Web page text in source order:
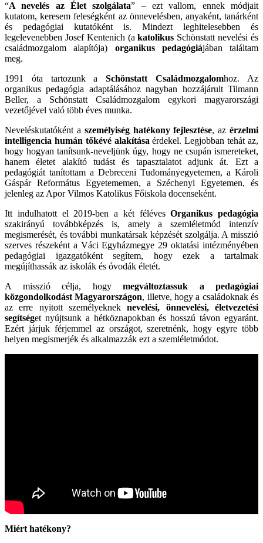
“A nevelés az Élet szolgálata” – ezt vallom, ennek módjait
kutatom, keresem feleségként az önnevelésben, anyaként, tanárként
és pedagógiai kutatóként is. Mindezt leghitelesebben és
legelevenebben Josef Kentenich (akatolikus Schönstatt nevelési és
családmozgalom alapítója) organikus pedagógiájában találtam
meg.
1991 óta tartozunk aSchönstatt Családmozgalomhoz. Az
organikus pedagógia adaptálásához nagyban hozzájárult Tilmann
Beller, a Schönstatt Családmozgalom egykori magyarországi
vezetőjével való több éves munka.
Neveléskutatóként a személyiség hatékony fejlesztése, azérzelmi
intelligencia humán tőkévé alakítása érdekel. Legjobban tehát az,
hogy hogyan tanítsunk-neveljünk úgy, hogy ne csupán ismereteket,
hanem életet alakító tudást és tapasztalatot adjunk át. Ezt a
pedagógiát tanítottam a Debreceni Tudományegyetemen, a Károli
Gáspár Református Egyetememen, a Széchenyi Egyetemen, és
jelenleg az Apor Vilmos Katolikus Főiskola docenseként.
Itt indulhatott el 2019-ben a két félévesOrganikus pedagógia
szakirányú továbbképzés is, amely a szemléletmód intenzív
megismerését, és további munkatársak képzését szolgálja. A misszió
szerves részeként a Váci Egyházmegye 29 oktatási intézményében
pedagógiai igazgatóként segítem, hogy ezek a tartalmak
megújíthassák az iskolák és óvodák életét.
A misszió célja, hogy megváltoztassuk a pedagógiai
közgondolkodást Magyarországon, illetve, hogy a családoknak és
az erre nyitott személyekneknevelési, önnevelési, életvezetési
segítséget nyújtsunk a hétköznapokban és hosszú távon egyaránt.
Ezért járjuk férjemmel az országot, szeretnénk, hogy egyre több
helyen megismerjék és alkalmazzák ezt a szemléletmódot.
Miért hatékony?